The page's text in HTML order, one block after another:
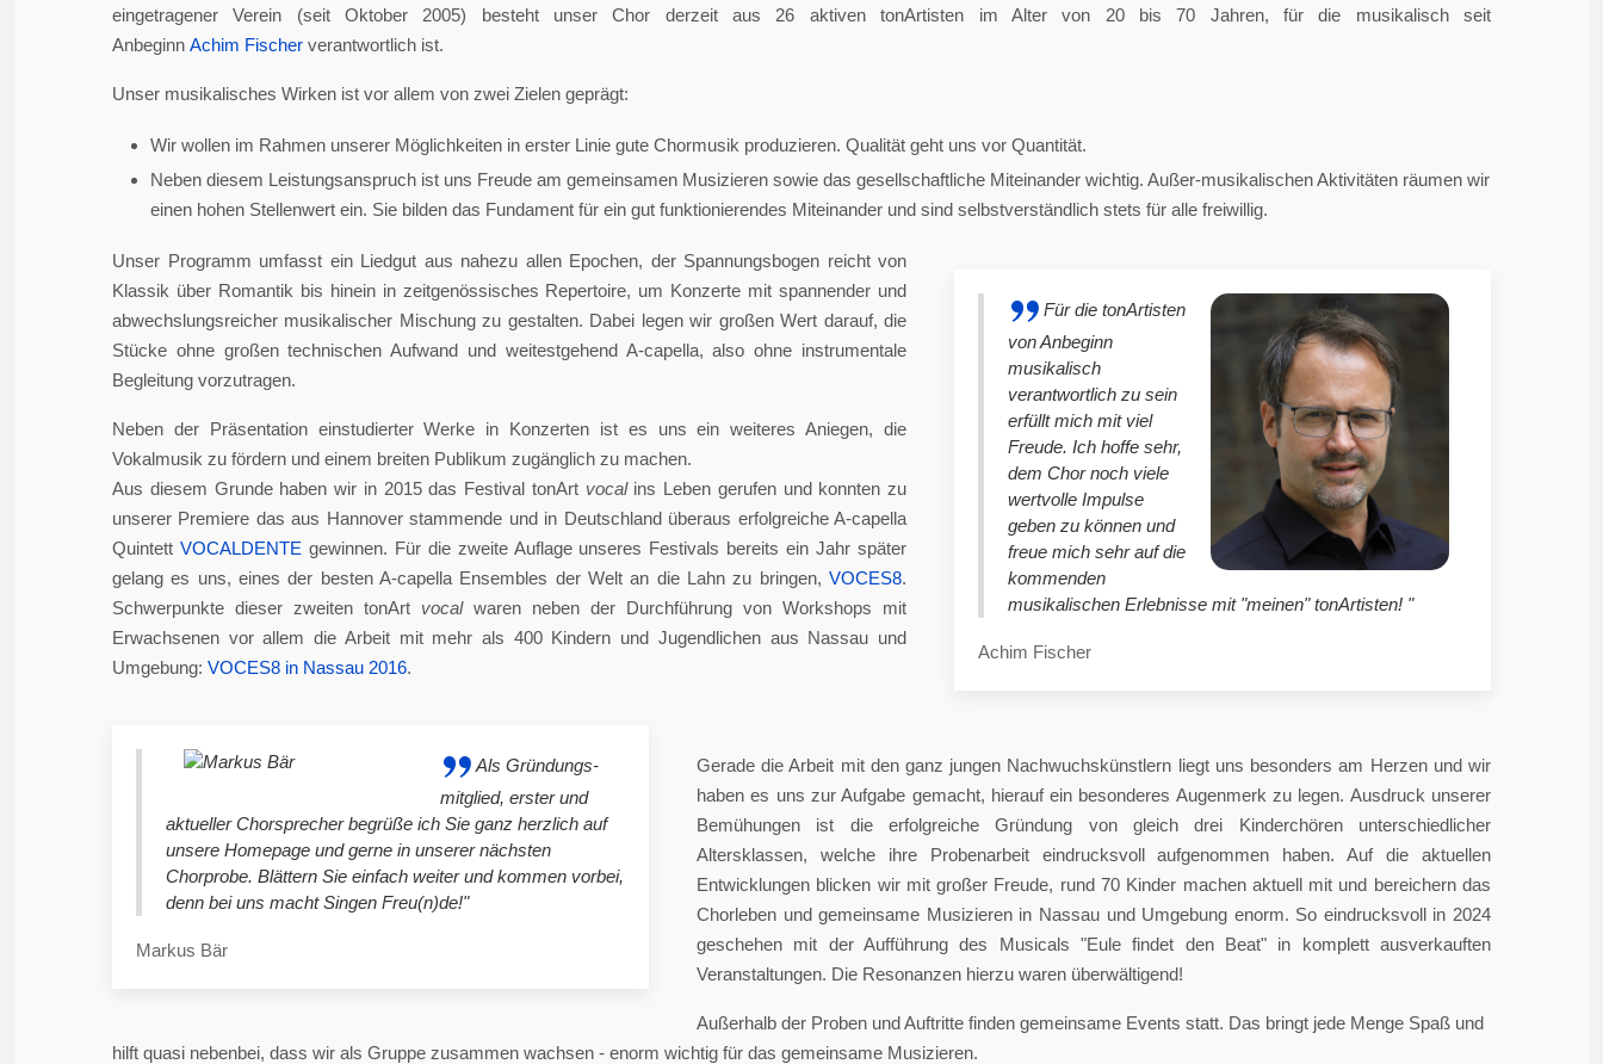
eingetragener Verein (seit Oktober 2005) besteht unser Chor derzeit aus 26 aktiven tonArtisten im Alter von 20 bis 70 Jahren, für die musikalisch seit
Anbeginn Achim Fischer verantwortlich ist.
Unser musikalisches Wirken ist vor allem von zwei Zielen geprägt:
Wir wollen im Rahmen unserer Möglichkeiten in erster Linie gute Chormusik produzieren. Qualität geht uns vor Quantität.
Neben diesem Leistungsanspruch ist uns Freude am gemeinsamen Musizieren sowie das gesellschaftliche Miteinander wichtig. Außer-musikalischen Aktivitäten räumen wir
einen hohen Stellenwert ein. Sie bilden das Fundament für ein gut funktionierendes Miteinander und sind selbstverständlich stets für alle freiwillig.
Für die tonArtisten
von Anbeginn
musikalisch
verantwortlich zu sein
erfüllt mich mit viel
Freude. Ich hoffe sehr,
dem Chor noch viele
wertvolle Impulse
geben zu können und
freue mich sehr auf die
kommenden
musikalischen Erlebnisse mit "meinen" tonArtisten! "
Achim Fischer
Unser Programm umfasst ein Liedgut aus nahezu allen Epochen, der Spannungsbogen reicht von
Klassik über Romantik bis hinein in zeitgenössisches Repertoire, um Konzerte mit spannender und
abwechslungsreicher musikalischer Mischung zu gestalten. Dabei legen wir großen Wert darauf, die
Stücke ohne großen technischen Aufwand und weitestgehend A-capella, also ohne instrumentale
Begleitung vorzutragen.
Neben der Präsentation einstudierter Werke in Konzerten ist es uns ein weiteres Aniegen, die
Vokalmusik zu fördern und einem breiten Publikum zugänglich zu machen.
Aus diesem Grunde haben wir in 2015 das Festival tonArt vocal ins Leben gerufen und konnten zu
unserer Premiere das aus Hannover stammende und in Deutschland überaus erfolgreiche A-capella
Quintett VOCALDENTE gewinnen. Für die zweite Auflage unseres Festivals bereits ein Jahr später
gelang es uns, eines der besten A-capella Ensembles der Welt an die Lahn zu bringen, VOCES8.
Schwerpunkte dieser zweiten tonArt vocalwaren neben der Durchführung von Workshops mit
Erwachsenen vor allem die Arbeit mit mehr als 400 Kindern und Jugendlichen aus Nassau und
Umgebung: VOCES8 in Nassau 2016.
Als Gründungs-
mitglied, erster und
aktueller Chorsprecher begrüße ich Sie ganz herzlich auf
unsere Homepage und gerne in unserer nächsten
Chorprobe. Blättern Sie einfach weiter und kommen vorbei,
denn bei uns macht Singen Freu(n)de!"
Markus Bär
Gerade die Arbeit mit den ganz jungen Nachwuchskünstlern liegt uns besonders am Herzen und wir
haben es uns zur Aufgabe gemacht, hierauf ein besonderes Augenmerk zu legen. Ausdruck unserer
Bemühungen ist die erfolgreiche Gründung von gleich drei Kinderchören unterschiedlicher
Altersklassen, welche ihre Probenarbeit eindrucksvoll aufgenommen haben. Auf die aktuellen
Entwicklungen blicken wir mit großer Freude, rund 70 Kinder machen aktuell mit und bereichern das
Chorleben und gemeinsame Musizieren in Nassau und Umgebung enorm. So eindrucksvoll in 2024
geschehen mit der Aufführung des Musicals "Eule findet den Beat" in komplett ausverkauften
Veranstaltungen. Die Resonanzen hierzu waren überwältigend!
Außerhalb der Proben und Auftritte finden gemeinsame Events statt. Das bringt jede Menge Spaß und
hilft quasi nebenbei, dass wir als Gruppe zusammen wachsen - enorm wichtig für das gemeinsame Musizieren.